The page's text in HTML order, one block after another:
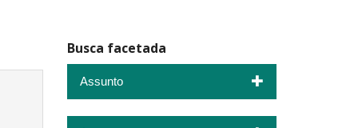
Busca facetada
Assunto